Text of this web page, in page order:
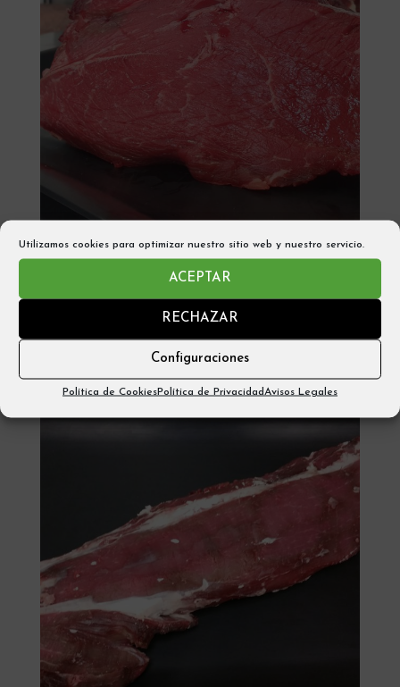
Utilizamos cookies para optimizar nuestro sitio web y nuestro servicio.
ACEPTAR
RECHAZAR
Configuraciones
Política de CookiesPolítica de Privacidad Avisos Legales
TERNERA RAZA PARDA BISTEC PRIMERA –
PUEYO DE ARAGUAS (1kG aprox)
Añadir al carrito